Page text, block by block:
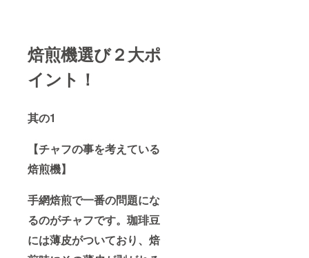
焙煎機選び２大ポ
イント！
其の1
【チャフの事を考えている
焙煎機】
手網焙煎で一番の問題にな
るのがチャフです。 珈琲豆
には薄皮がついており、焙